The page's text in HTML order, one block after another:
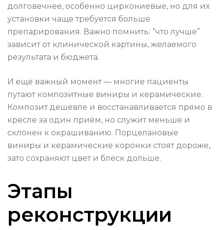
долговечнее, особенно циркониевые, но для их
установки чаще требуется больше
препарирования. Важно помнить: “что лучше”
зависит от клинической картины, желаемого
результата и бюджета.
И ещё важный момент — многие пациенты
путают композитные виниры и керамические.
Композит дешевле и восстанавливается прямо в
кресле за один приём, но служит меньше и
склонен к окрашиванию. Порцелановые
виниры и керамические коронки стоят дороже,
зато сохраняют цвет и блеск дольше.
Этапы
реконструкции